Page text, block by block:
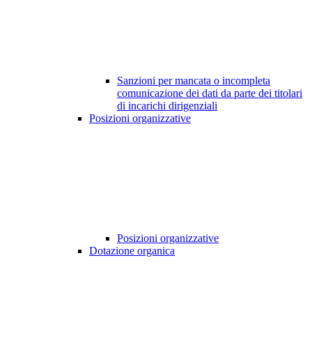
Sanzioni per mancata o incompleta
comunicazione dei dati da parte dei titolari
di incarichi dirigenziali
Posizioni organizzative
Posizioni organizzative
Dotazione organica